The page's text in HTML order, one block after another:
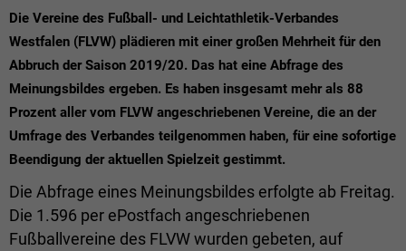
Die Vereine des Fußball- und Leichtathletik-Verbandes
Westfalen (FLVW) plädieren mit einer großen Mehrheit für den
Abbruch der Saison 2019/20. Das hat eine Abfrage des
Meinungsbildes ergeben. Es haben insgesamt mehr als 88
Prozent aller vom FLVW angeschriebenen Vereine, die an der
Umfrage des Verbandes teilgenommen haben, für eine sofortige
Beendigung der aktuellen Spielzeit gestimmt.
Die Abfrage eines Meinungsbildes erfolgte ab Freitag.
Die 1.596 per ePostfach angeschriebenen
Fußballvereine des FLVW wurden gebeten, auf